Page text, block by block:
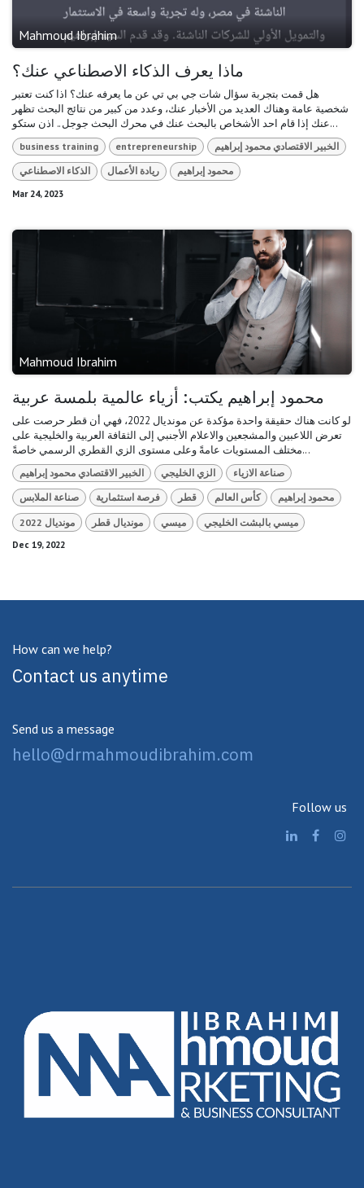
Mahmoud Ibrahim
ماذا يعرف الذكاء الاصطناعي عنك؟
هل قمت بتجربة سؤال شات جي بي تي عن ما يعرفه عنك؟ اذا كنت تعتبر
شخصية عامة وهناك العديد من الأخبار عنك، وعدد من كبير من نتائج البحث تظهر
عنك إذا قام احد الأشخاص بالبحث عنك في محرك البحث جوجل.. اذن ستكو...
business training entrepreneurship الخبير الاقتصادي محمود إبراهيم
الذكاء الاصطناعي ريادة الأعمال
محمود إبراهيم
Mar 24, 2023
Mahmoud Ibrahim
محمود إبراهيم يكتب: أزياء عالمية بلمسة عربية
لو كانت هناك حقيقة واحدة مؤكدة عن مونديال 2022، فهي أن قطر حرصت على
تعرض اللاعبين والمشجعين والاعلام الأجنبي إلى الثقافة العربية والخليجية على
مختلف المستويات عامةً وعلى مستوى الزي القطري الرسمي خاصةً...
الخبير الاقتصادي محمود إبراهيم الزي الخليجي صناعة الازياء
صناعة الملابس فرصة استثمارية قطر كأس العالم محمود إبراهيم
مونديال 2022 مونديال قطر ميسي
ميسي بالبشت الخليجي
Dec 19, 2022
How can we help?
Contact us anytime
Send us a message
hello@drmahmoudibrahim.com
Follow us